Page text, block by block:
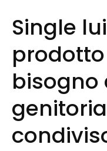
Single
bisogno